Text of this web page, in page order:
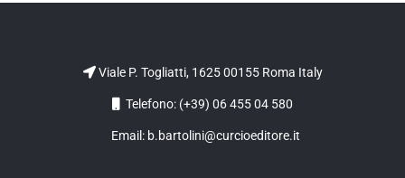
Viale P. Togliatti, 1625 00155 Roma Italy
Telefono: (+39) 06 455 04 580
Email: b.bartolini@curcioeditore.it